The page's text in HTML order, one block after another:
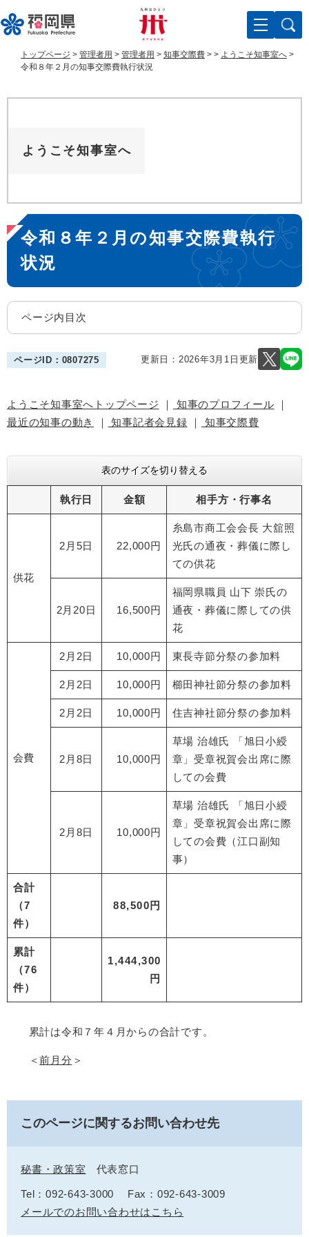
ー
ジ
ニ
ュ
トップページ > 管理者用 > 管理者用 > 知事交際費 > > ようこそ知事室へ >
令和８年２月の知事交際費執行状況
ようこそ知事室へ
本
文
令和８年２月の知事交際費執行
状況
ページ内目次
ページID：0807275 更新日：2026年3月1日更新
ようこそ知事室へトップページ ｜ 知事のプロフィール ｜
最近の知事の動き
｜ 知事記者会見録 ｜ 知事交際費
表のサイズを切り替える
執行日 金額 相手方・行事名
供花
2月5日 22,000円
​糸島市商工会会長 大舘照
光氏の通夜・葬儀に際し
ての供花
2月20日 16,500円
福岡県職員 山下 崇氏の
通夜・葬儀に際しての供
花
会費
2月2日 10,000円 東長寺節分祭の参加料
2月2日 10,000円 櫛田神社節分祭の参加料
2月2日 10,000円 住吉神社節分祭の参加料
2月8日 10,000円
草場 治雄氏 「旭日小綬
章」受章祝賀会出席に際
しての会費
2月8日 10,000円
草場 治雄氏 「旭日小綬
章」受章祝賀会出席に際
しての会費（江口副知
事）
合計
（7
件）
88,500円
累計
（76
件）
1,444,300
円
累計は令和７年４月からの合計です。
＜前月分 ＞
このページに関するお問い合わせ先
秘書・政策室 代表窓口
Tel：092-643-3000
Fax：092-643-3009
メールでのお問い合わせはこちら